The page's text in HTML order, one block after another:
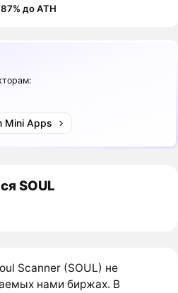
до ATH
Mini Apps
SOUL
Scanner (SOUL) не
нами биржах. В